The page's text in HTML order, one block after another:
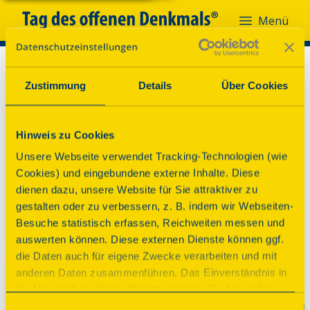
Zustimmung Details Über Cookies
Hinweis zu Cookies
Unsere Webseite verwendet Tracking-Technologien (wie
Cookies) und eingebundene externe Inhalte. Diese
dienen dazu, unsere Website für Sie attraktiver zu
gestalten oder zu verbessern, z. B. indem wir Webseiten-
Besuche statistisch erfassen, Reichweiten messen und
auswerten können. Diese externen Dienste können ggf.
die Daten auch für eigene Zwecke verarbeiten und mit
anderen Daten zusammenführen. Das Einverständnis in
die Verwendung dieser Dienste können Sie hier geben.
Menü
Oh nein!